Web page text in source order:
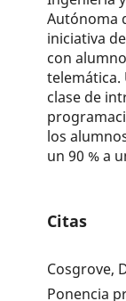
Autónoma
iniciativa
con
telemática.
clase de
los
un 90 % a
Citas
Cosgrove,
Ponencia